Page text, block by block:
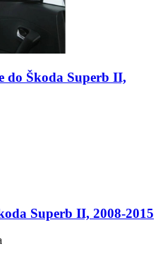
do Škoda Superb II,
Superb II, 2008-2015